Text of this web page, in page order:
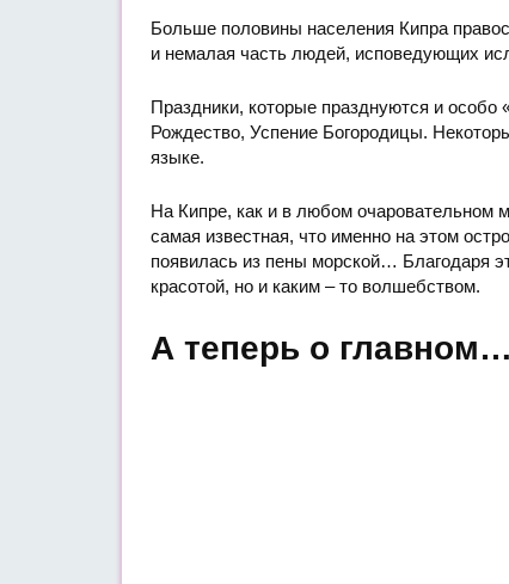
Больше половины населения Кипра
и немалая часть людей, исповедующих
Праздники, которые празднуются и
Рождество, Успение Богородицы.
языке.
На Кипре, как и в любом очаровательном
самая известная, что именно на этом
появилась из пены морской… Благодаря
красотой, но и каким – то волшебством.
А теперь о главном…